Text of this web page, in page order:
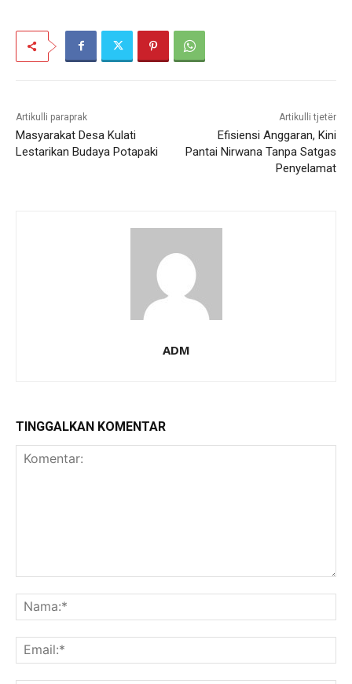
Artikulli paraprak
Masyarakat Desa Kulati
Lestarikan Budaya Potapaki
Artikulli tjetër
Efisiensi Anggaran, Kini
Pantai Nirwana Tanpa Satgas
Penyelamat
ADM
TINGGALKAN KOMENTAR